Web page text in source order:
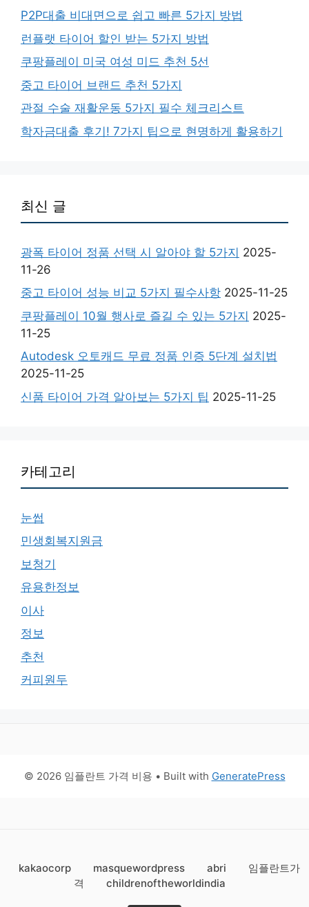
P2P대출 비대면으로 쉽고 빠른 5가지 방법
런플랫 타이어 할인 받는 5가지 방법
쿠팡플레이 미국 여성 미드 추천 5선
중고 타이어 브랜드 추천 5가지
관절 수술 재활운동 5가지 필수 체크리스트
학자금대출 후기! 7가지 팁으로 현명하게 활용하기
최신 글
광폭 타이어 정품 선택 시 알아야 할 5가지 2025-
11-26
중고 타이어 성능 비교 5가지 필수사항 2025-11-25
쿠팡플레이 10월 행사로 즐길 수 있는 5가지 2025-
11-25
Autodesk 오토캐드 무료 정품 인증 5단계 설치법
2025-11-25
신품 타이어 가격 알아보는 5가지 팁 2025-11-25
카테고리
눈썹
민생회복지원금
보청기
유용한정보
이사
정보
추천
커피원두
© 2026 임플란트 가격 비용 • Built with GeneratePress
kakaocorp masquewordpress abri
임플란트가
격
childrenoftheworldindia